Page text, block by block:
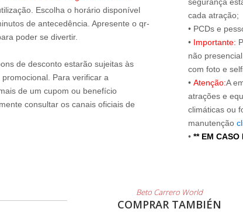
Escolha o horário disponível
de antecedência. Apresente o qr-
poder se divertir.
de desconto estarão sujeitas às
Para verificar a
de um cupom ou benefício
consultar os canais oficiais de
cada atração;
• PCDs e
• Importante:
não
com foto e
• Atenção:A
atrações e
climáticas ou
manutenção
• ** EM CASO
Beto Carrero World
COMPRAR TAMBIÉN